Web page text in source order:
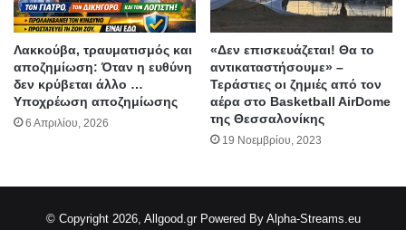
Λακκούβα, τραυματισμός και
αποζημίωση: Όταν η ευθύνη
δεν κρύβεται άλλο …
Υποχρέωση αποζημίωσης
6 Απριλίου, 2026
«Δεν επισκευάζεται! Θα το
αντικαταστήσουμε» –
Τεράστιες οι ζημιές από τον
αέρα στο Basketball AirDome
της Θεσσαλονίκης
19 Νοεμβρίου, 2023
© Copyright 2026, Allgood.gr Powered By Alpha-Streams.eu